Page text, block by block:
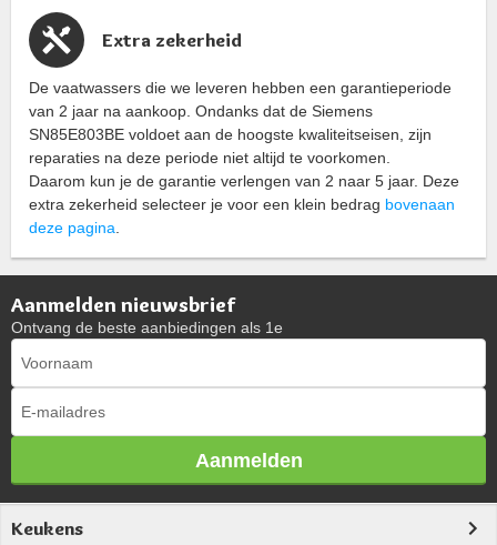
Extra zekerheid
De vaatwassers die we leveren hebben een garantieperiode
van 2 jaar na aankoop. Ondanks dat de Siemens
SN85E803BE voldoet aan de hoogste kwaliteitseisen, zijn
reparaties na deze periode niet altijd te voorkomen.
Daarom kun je de garantie verlengen van 2 naar 5 jaar. Deze
extra zekerheid selecteer je voor een klein bedrag bovenaan
deze pagina
Aanmelden nieuwsbrief
Ontvang de beste aanbiedingen als 1e
Aanmelden
Keukens